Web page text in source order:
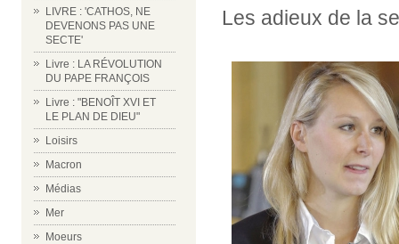
LIVRE : 'CATHOS, NE
DEVENONS PAS UNE
SECTE'
Livre : LA RÉVOLUTION
DU PAPE FRANÇOIS
Livre : "BENOÎT XVI ET
LE PLAN DE DIEU"
Loisirs
Macron
Médias
Mer
Moeurs
Les adieux de la